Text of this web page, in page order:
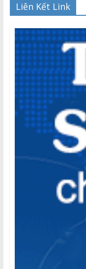
Liên Kết Link